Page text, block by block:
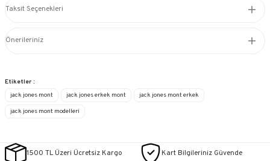
Taksit Seçenekleri
Önerileriniz
Etiketler :
jack jones mont
jack jones erkek mont jack jones mont erkek
jack jones mont modelleri
1500 TL Üzeri Ücretsiz Kargo Kart Bilgileriniz Güvende